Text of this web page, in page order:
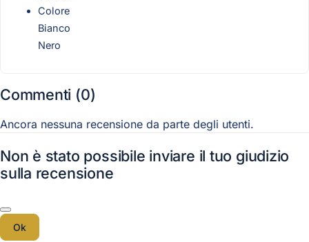
Colore
Bianco
Nero
Commenti (0)
Ancora nessuna recensione da parte degli utenti.
Non è stato possibile inviare il tuo giudizio
sulla recensione
Ok